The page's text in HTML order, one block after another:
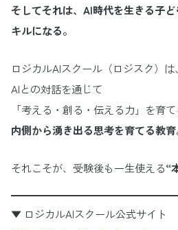
そしてそれは、AI時代を生きる子
キルになる。
ロジカルAIスクール（ロジスク）は、
AIとの対話を通じて
「考える・創る・伝える力」を育て
内側から湧き出る思考を育てる教育
それこそが、受験後も一生使える“
▼ ロジカルAIスクール公式サイト